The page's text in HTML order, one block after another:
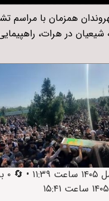
همزمان با مراسم
در هرات،